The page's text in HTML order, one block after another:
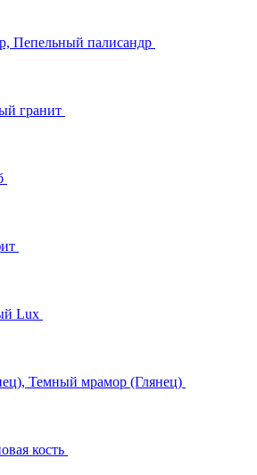
Пепельный палисандр
гранит
Lux
Темный мрамор (Глянец)
кость